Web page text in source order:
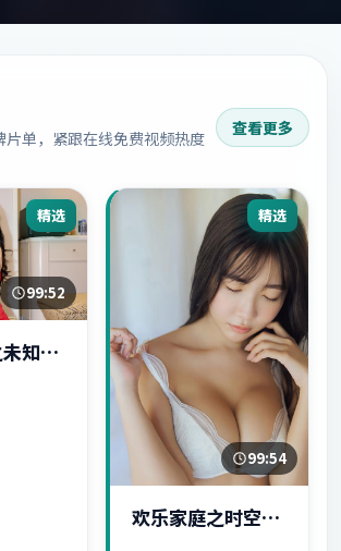
片单，紧跟在线免费视频热度
查看更多
精选
99:52
知世
精选
99:54
欢乐家庭之时空守